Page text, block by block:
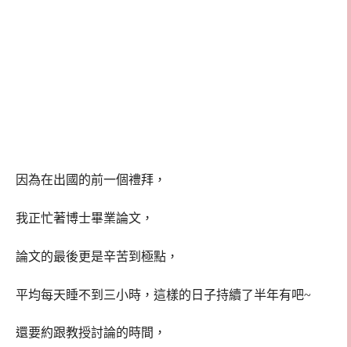
因為在出國的前一個禮拜，
我正忙著博士畢業論文，
論文的最後更是辛苦到極點，
平均每天睡不到三小時，這樣的日子持續了半年有吧~
還要約跟教授討論的時間，